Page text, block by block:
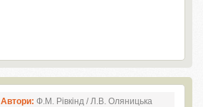
Автори: Ф.М. Рівкінд / Л.В. Оляницька